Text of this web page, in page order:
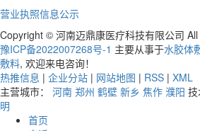
营业执照信息公示
Copyright © 河南迈鼎康医疗科技有限公司 All
豫ICP备2022007268号-1 主要从事于水胶体
敷料, 欢迎来电咨询！
热推信息 | 企业分站 | 网站地图 | RSS | XML
主营城市： 河南 郑州 鹤壁 新乡 焦作 濮阳 技
明
首页